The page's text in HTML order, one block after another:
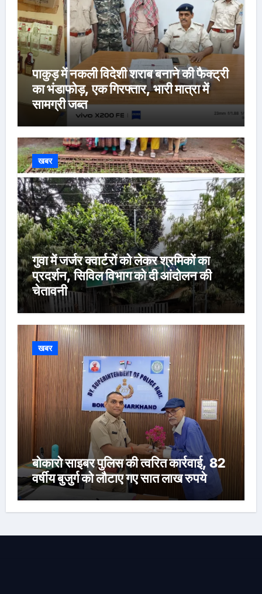
पाकुड़ में नकली विदेशी शराब बनाने की फैक्ट्री
का भंडाफोड़, एक गिरफ्तार, भारी मात्रा में
सामग्री जब्त
खबर
गुवा में जर्जर क्वार्टरों को लेकर श्रमिकों का
प्रदर्शन, सिविल विभाग को दी आंदोलन की
चेतावनी
खबर
बोकारो साइबर पुलिस की त्वरित कार्रवाई, 82
वर्षीय बुजुर्ग को लौटाए गए सात लाख रुपये